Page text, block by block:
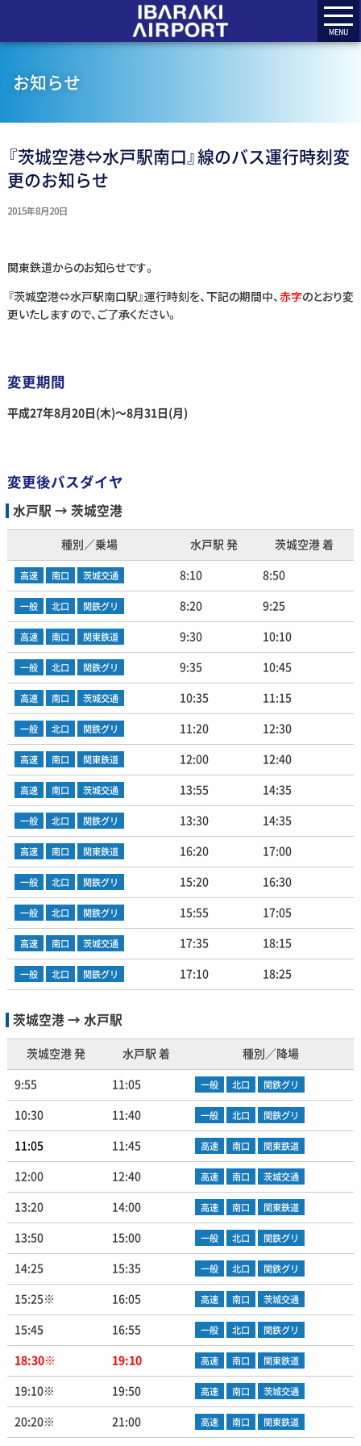
MENU
お知らせ
『茨城空港⇔水戸駅南口』線のバス運行時刻変
更のお知らせ
2015年8月20日
関東鉄道からのお知らせです。
『茨城空港⇔水戸駅南口駅』運行時刻を、下記の期間中、赤字のとおり変
更いたしますので、ご了承ください。
変更期間
平成27年8月20日(木)〜8月31日(月)
変更後バスダイヤ
水戸駅 → 茨城空港
種別／乗場 水戸駅 発 茨城空港 着
高速 南口 茨城交通 8:10 8:50
一般 北口 関鉄グリ 8:20 9:25
高速 南口 関東鉄道 9:30 10:10
一般 北口 関鉄グリ 9:35 10:45
高速 南口 茨城交通 10:35 11:15
一般 北口 関鉄グリ 11:20 12:30
高速 南口 関東鉄道 12:00 12:40
高速 南口 茨城交通 13:55 14:35
一般 北口 関鉄グリ 13:30 14:35
高速 南口 関東鉄道 16:20 17:00
一般 北口 関鉄グリ 15:20 16:30
一般 北口 関鉄グリ 15:55 17:05
高速 南口 茨城交通 17:35 18:15
一般 北口 関鉄グリ 17:10 18:25
茨城空港 → 水戸駅
茨城空港 発 水戸駅 着 種別／降場
9:55 11:05 一般 北口 関鉄グリ
10:30 11:40 一般 北口 関鉄グリ
11:05 11:45 高速 南口 関東鉄道
12:00 12:40 高速 南口 茨城交通
13:20 14:00 高速 南口 関東鉄道
13:50 15:00 一般 北口 関鉄グリ
14:25 15:35 一般 北口 関鉄グリ
15:25※ 16:05 高速 南口 茨城交通
15:45 16:55 一般 北口 関鉄グリ
18:30※ 19:10 高速 南口 関東鉄道
19:10※ 19:50 高速 南口 茨城交通
20:20※ 21:00 高速 南口 関東鉄道